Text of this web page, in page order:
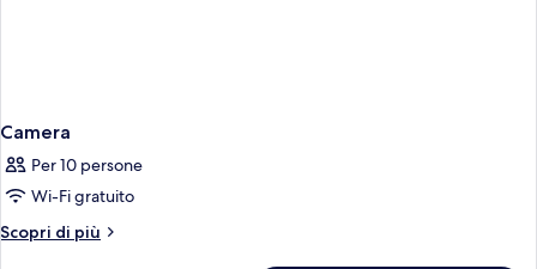
Camera
Per 10 persone
Wi-Fi gratuito
Scopri di più
Altri